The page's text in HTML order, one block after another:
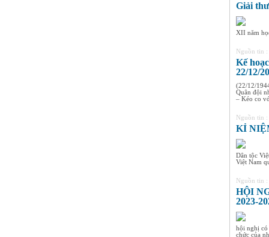
Giải
XII năm
Nguồn tin :
Kế
22/12/
(22/12/
Quân đội
– Kéo co
Nguồn tin :
KỈ
Dân tộc
Việt Nam
Nguồn tin :
HỘI
2023-
hội nghị có
chức của